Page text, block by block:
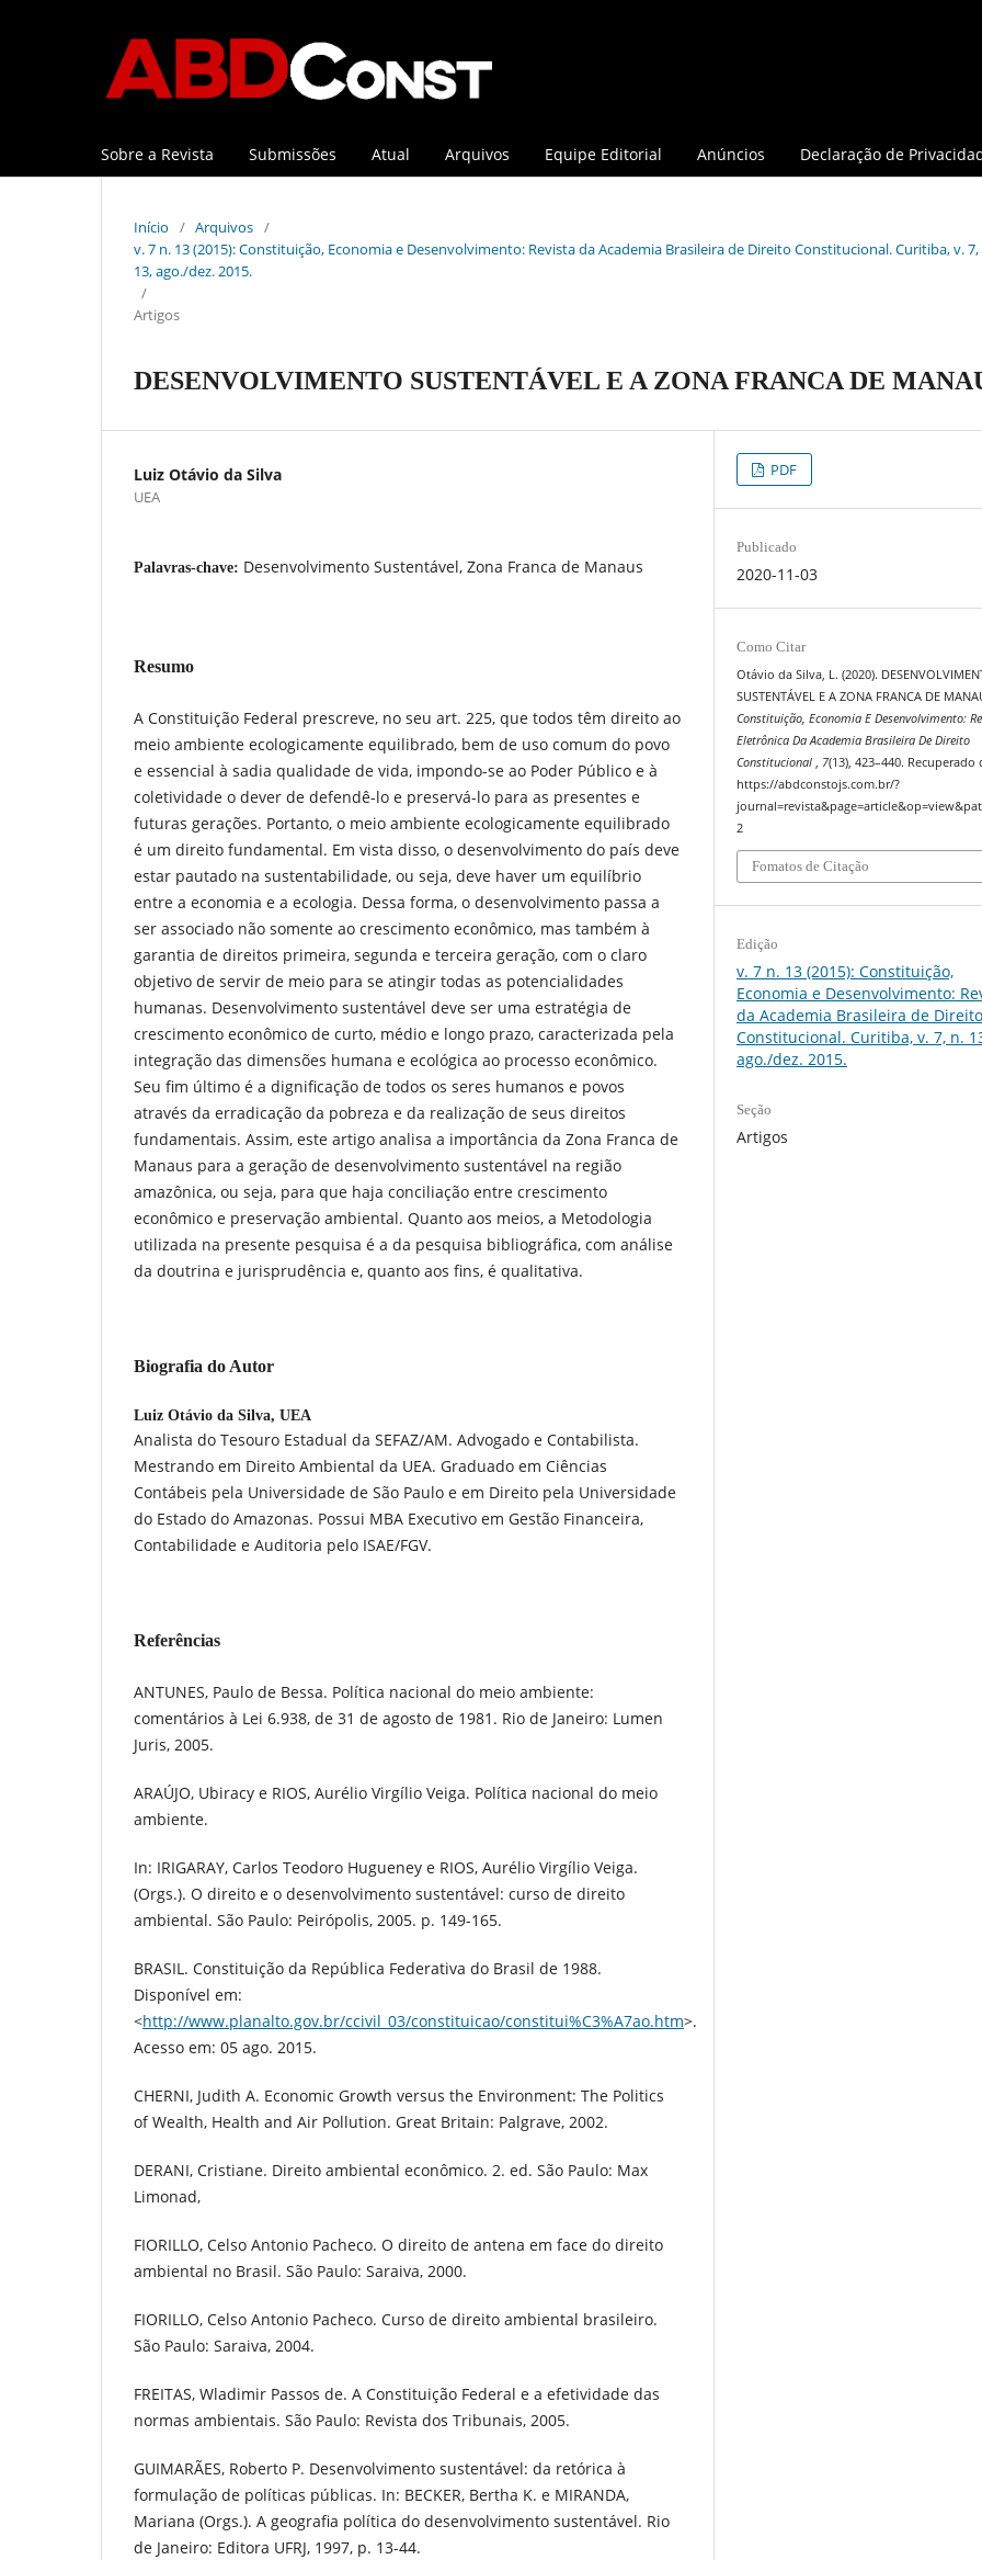
Sobre a Revista Submissões Atual Arquivos Equipe Editorial Anúncios Declaração de
Início / Arquivos /
v. 7 n. 13 (2015): Constituição, Economia e Desenvolvimento: Revista da Academia Brasileira de Direito Constitucional. Curitiba, v. 7,
13, ago./dez. 2015.
/
Artigos
DESENVOLVIMENTO SUSTENTÁVEL E A ZONA FRANCA DE
Luiz Otávio da Silva
UEA
Palavras-chave: Desenvolvimento Sustentável, Zona Franca de Manaus
Resumo
A Constituição Federal prescreve, no seu art. 225, que todos têm direito ao
meio ambiente ecologicamente equilibrado, bem de uso comum do povo
e essencial à sadia qualidade de vida, impondo-se ao Poder Público e à
coletividade o dever de defendê-lo e preservá-lo para as presentes e
futuras gerações. Portanto, o meio ambiente ecologicamente equilibrado
é um direito fundamental. Em vista disso, o desenvolvimento do país deve
estar pautado na sustentabilidade, ou seja, deve haver um equilíbrio
entre a economia e a ecologia. Dessa forma, o desenvolvimento passa a
ser associado não somente ao crescimento econômico, mas também à
garantia de direitos primeira, segunda e terceira geração, com o claro
objetivo de servir de meio para se atingir todas as potencialidades
humanas. Desenvolvimento sustentável deve ser uma estratégia de
crescimento econômico de curto, médio e longo prazo, caracterizada pela
integração das dimensões humana e ecológica ao processo econômico.
Seu fim último é a dignificação de todos os seres humanos e povos
através da erradicação da pobreza e da realização de seus direitos
fundamentais. Assim, este artigo analisa a importância da Zona Franca de
Manaus para a geração de desenvolvimento sustentável na região
amazônica, ou seja, para que haja conciliação entre crescimento
econômico e preservação ambiental. Quanto aos meios, a Metodologia
utilizada na presente pesquisa é a da pesquisa bibliográfica, com análise
da doutrina e jurisprudência e, quanto aos fins, é qualitativa.
Biografia do Autor
Luiz Otávio da Silva, UEA
Analista do Tesouro Estadual da SEFAZ/AM. Advogado e Contabilista.
Mestrando em Direito Ambiental da UEA. Graduado em Ciências
Contábeis pela Universidade de São Paulo e em Direito pela Universidade
do Estado do Amazonas. Possui MBA Executivo em Gestão Financeira,
Contabilidade e Auditoria pelo ISAE/FGV.
Referências
ANTUNES, Paulo de Bessa. Política nacional do meio ambiente:
comentários à Lei 6.938, de 31 de agosto de 1981. Rio de Janeiro: Lumen
Juris, 2005.
ARAÚJO, Ubiracy e RIOS, Aurélio Virgílio Veiga. Política nacional do meio
ambiente.
In: IRIGARAY, Carlos Teodoro Hugueney e RIOS, Aurélio Virgílio Veiga.
(Orgs.). O direito e o desenvolvimento sustentável: curso de direito
ambiental. São Paulo: Peirópolis, 2005. p. 149-165.
BRASIL. Constituição da República Federativa do Brasil de 1988.
Disponível em:
<http://www.planalto.gov.br/ccivil_03/constituicao/constitui%C3%A7ao.htm>.
Acesso em: 05 ago. 2015.
CHERNI, Judith A. Economic Growth versus the Environment: The Politics
of Wealth, Health and Air Pollution. Great Britain: Palgrave, 2002.
DERANI, Cristiane. Direito ambiental econômico. 2. ed. São Paulo: Max
Limonad,
FIORILLO, Celso Antonio Pacheco. O direito de antena em face do direito
ambiental no Brasil. São Paulo: Saraiva, 2000.
FIORILLO, Celso Antonio Pacheco. Curso de direito ambiental brasileiro.
São Paulo: Saraiva, 2004.
FREITAS, Wladimir Passos de. A Constituição Federal e a efetividade das
normas ambientais. São Paulo: Revista dos Tribunais, 2005.
GUIMARÃES, Roberto P. Desenvolvimento sustentável: da retórica à
formulação de políticas públicas. In: BECKER, Bertha K. e MIRANDA,
Mariana (Orgs.). A geografia política do desenvolvimento sustentável. Rio
de Janeiro: Editora UFRJ, 1997, p. 13-44.
PDF
Publicado
2020-11-03
Como Citar
Otávio da Silva, L. (2020).
SUSTENTÁVEL E A ZONA FRANCA DE
Constituição, Economia E Desenvolvimento:
Eletrônica Da Academia Brasileira De Direito
Constitucional, 7(13), 423–440. Recuperado
https://abdconstojs.com.br/?
2
Fomatos de Citação
Edição
v. 7 n. 13 (2015): Constituição,
Economia e Desenvolvimento:
da Academia Brasileira de Direito
Constitucional. Curitiba, v. 7, n.
ago./dez. 2015.
Seção
Artigos